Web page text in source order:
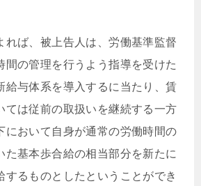
れば、被上告人は、労働基準監督
間の管理を行うよう指導を受けた
給与体系を導入するに当たり、賃
ては従前の取扱いを継続する一方
において自身が通常の労働時間の
た基本歩合給の相当部分を新たに
するものとしたということができ